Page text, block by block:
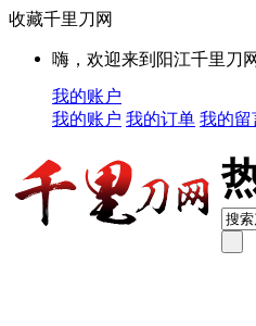
收藏千里刀网
嗨，欢迎来到阳江千里刀
我的账户
我的账户 我的订单 我的留